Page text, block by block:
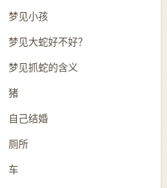
梦见小孩
梦见大蛇好不好？
梦见抓蛇的含义
猪
自己结婚
厕所
车